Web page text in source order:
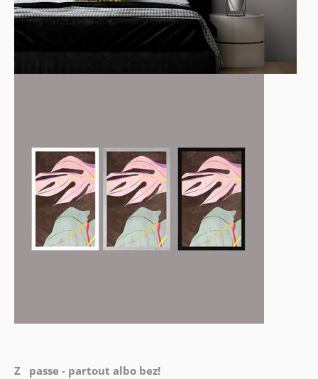
Z passe - partout albo bez!